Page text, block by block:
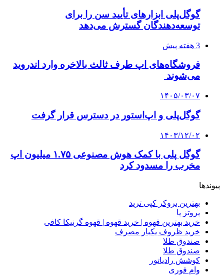
گوگل‌پلی ابزارهای تأیید سن را برای
توسعه‌دهندگان گسترش می‌دهد
3 هفته پیش
فروشگاه‌های اپ طرف ثالث بالاخره وارد اندروید
می‌شوند
۱۴۰۵/۰۳/۰۷
گوگل‌پلی و اپ‌استور در دسترس قرار گرفت
۱۴۰۳/۱۲/۰۲
گوگل پلی با کمک هوش مصنوعی ۱.۷۵ میلیون اپ
مخرب را مسدود کرد
پیوندها
بهترین بروکر کپی ترید
پروتز پا
خرید بهترین قهوه | خرید قهوه | قهوه گرنیکا کافی
خرید ظروف یکبار مصرف
صندوق طلا
صندوق طلا
کوشش رادیاتور
وام فوری